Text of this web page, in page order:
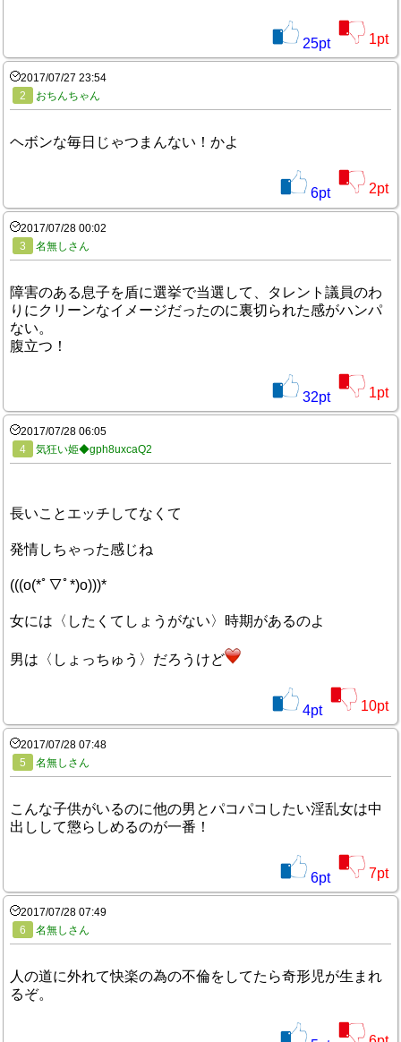
25pt 1pt
2017/07/27 23:54
2
おちんちゃん
ヘボンな毎日じゃつまんない！かよ
6pt 2pt
2017/07/28 00:02
3
名無しさん
障害のある息子を盾に選挙で当選して、タレント議員のわ
りにクリーンなイメージだったのに裏切られた感がハンパ
ない。
腹立つ！
32pt 1pt
2017/07/28 06:05
4
気狂い姫◆gph8uxcaQ2
長いことエッチしてなくて
発情しちゃった感じね
(((o(*ﾟ▽ﾟ*)o)))*
女には〈したくてしょうがない〉時期があるのよ
男は〈しょっちゅう〉だろうけど
4pt 10pt
2017/07/28 07:48
5
名無しさん
こんな子供がいるのに他の男とパコパコしたい淫乱女は中
出しして懲らしめるのが一番！
6pt 7pt
2017/07/28 07:49
6
名無しさん
人の道に外れて快楽の為の不倫をしてたら奇形児が生まれ
るぞ。